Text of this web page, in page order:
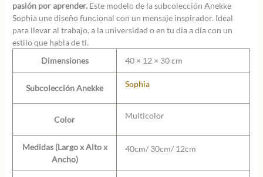
pasión por aprender. Este modelo de la subcolección Anekke
Sophia une diseño funcional con un mensaje inspirador. Ideal
para llevar al trabajo, a la universidad o en tu día a día con un
estilo que habla de ti.
Dimensiones
40 × 12 × 30 cm
Subcolección Anekke Sophia
Color Multicolor
Medidas (Largo x Alto x
Ancho)
40cm/ 30cm/ 12cm